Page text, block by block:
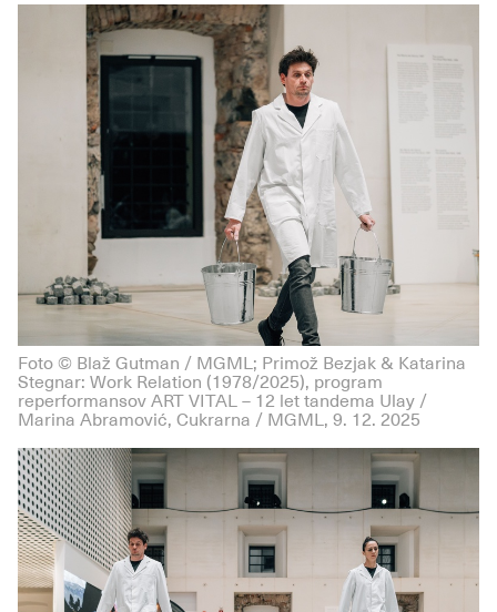
Foto © Blaž Gutman / MGML; Primož Bezjak & Katarina
Stegnar: Work Relation (1978/2025), program
reperformansov ART VITAL – 12 let tandema Ulay /
Marina Abramović, Cukrarna / MGML, 9. 12. 2025